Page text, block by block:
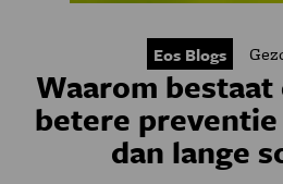
Eos Blogs
Waarom bestaat
betere
dan lange